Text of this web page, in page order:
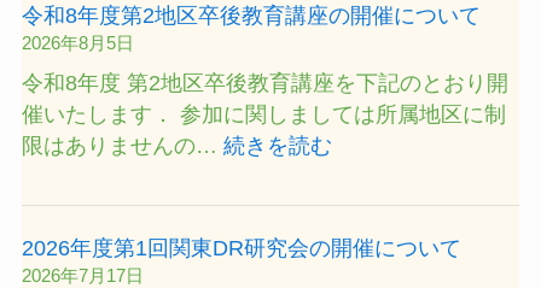
令和8年度第2地区卒後教育講座の開催について
2026年8月5日
令和8年度 第2地区卒後教育講座を下記のとおり開
催いたします． 参加に関しましては所属地区に制
限はありませんの… 続きを読む:
和
8
2026年度第1回関東DR研究会の開催について
2026年7月17日